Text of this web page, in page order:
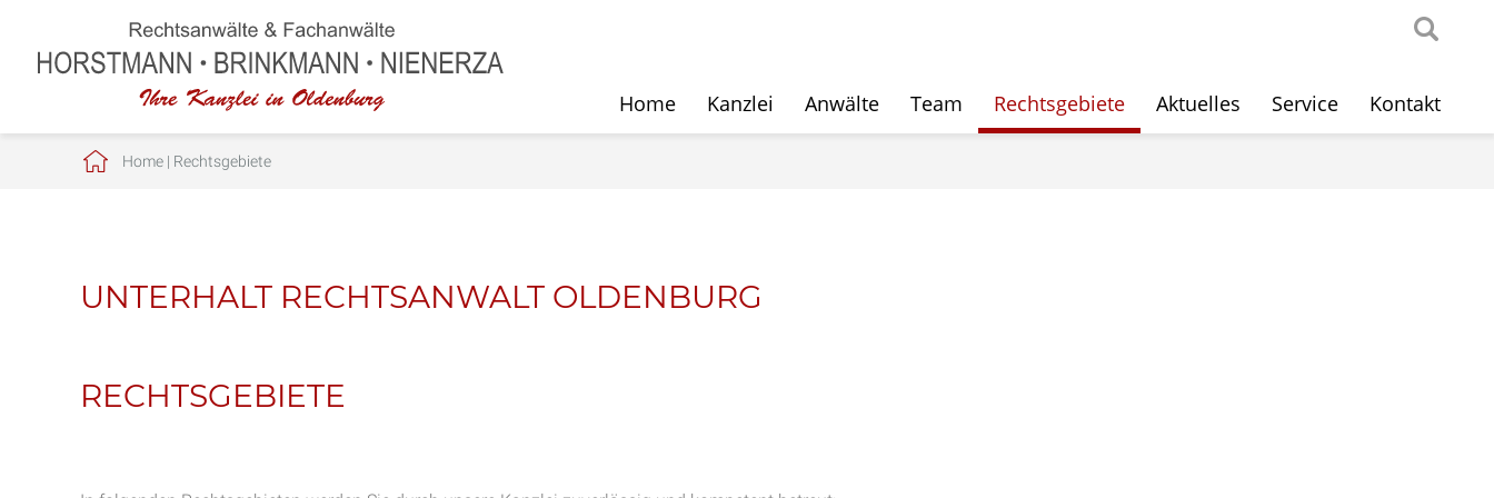
Home Kanzlei Anwälte Team Rechtsgebiete Aktuelles Service Kontakt
Home| Rechtsgebiete
UNTERHALT RECHTSANWALT OLDENBURG
RECHTSGEBIETE